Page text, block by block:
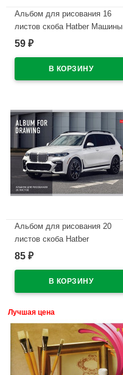
Альбом для рисования 16
листов скоба Hatber Машины
(Cars) обложка эконом
59 ₽
Альбом для рисования 20
листов скоба Hatber
Внедорожники ассорти арт
85 ₽
Лучшая цена